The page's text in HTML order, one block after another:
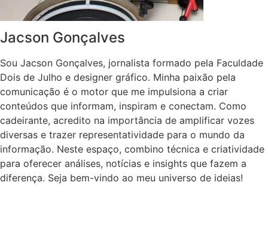
Jacson Gonçalves
Sou Jacson Gonçalves, jornalista formado pela Faculdade
Dois de Julho e designer gráfico. Minha paixão pela
comunicação é o motor que me impulsiona a criar
conteúdos que informam, inspiram e conectam. Como
cadeirante, acredito na importância de amplificar vozes
diversas e trazer representatividade para o mundo da
informação. Neste espaço, combino técnica e criatividade
para oferecer análises, notícias e insights que fazem a
diferença. Seja bem-vindo ao meu universo de ideias!